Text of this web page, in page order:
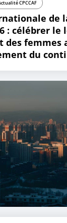
CPCCAF
de
: célébrer le
des femmes
du